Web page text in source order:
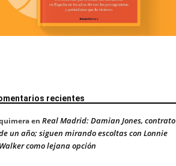
recientes
en Real Madrid: Damian Jones, contrato
un año; siguen mirando escoltas con Lonnie
como lejana opción